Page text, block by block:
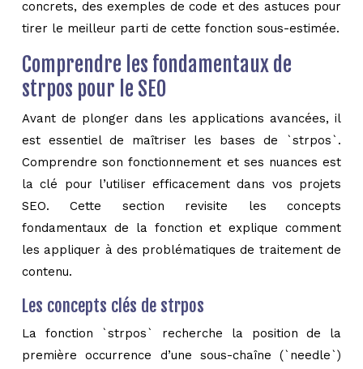
concrets, des exemples de code et des astuces pour
tirer le meilleur parti de cette fonction sous-estimée.
Comprendre les fondamentaux de
strpos pour le SEO
Avant de plonger dans les applications avancées, il
est essentiel de maîtriser les bases de `strpos`.
Comprendre son fonctionnement et ses nuances est
la clé pour l’utiliser efficacement dans vos projets
SEO. Cette section revisite les concepts
fondamentaux de la fonction et explique comment
les appliquer à des problématiques de traitement de
contenu.
Les concepts clés de strpos
La fonction `strpos` recherche la position de la
première occurrence d’une sous-chaîne (`needle`)